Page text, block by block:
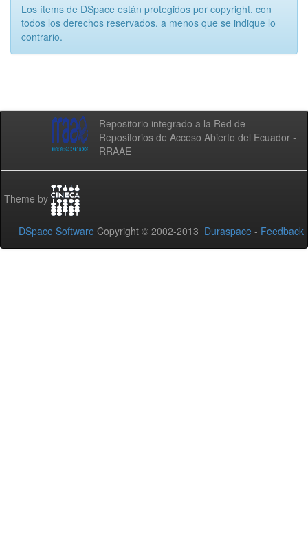
Los ítems de DSpace están protegidos por copyright, con
todos los derechos reservados, a menos que se indique lo
contrario.
Repositorio integrado a la Red de
Repositorios de Acceso Abierto del Ecuador -
RRAAE
Theme by
DSpace Software Copyright © 2002-2013 Duraspace - Feedback